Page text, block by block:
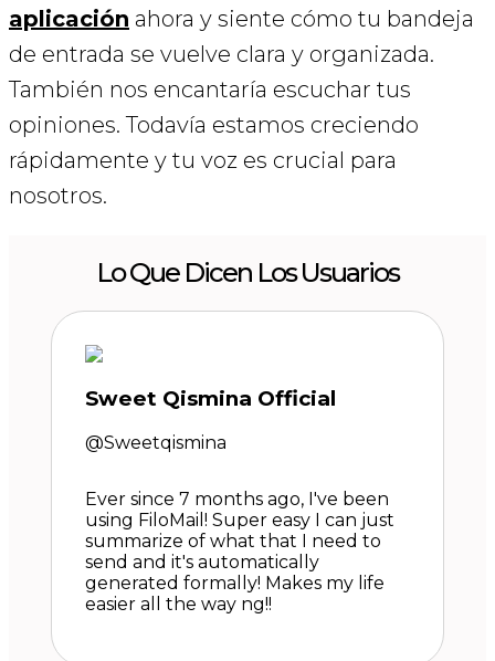
aplicación ahora y siente cómo tu bandeja
de entrada se vuelve clara y organizada.
También nos encantaría escuchar tus
opiniones. Todavía estamos creciendo
rápidamente y tu voz es crucial para
nosotros.
Lo Que Dicen Los Usuarios
Sweet Qismina Official
@Sweetqismina
Ever since 7 months ago, I've been
using FiloMail! Super easy I can just
summarize of what that I need to
send and it's automatically
generated formally! Makes my life
easier all the way ng!!